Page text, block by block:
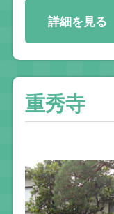
詳細を見る
重秀寺